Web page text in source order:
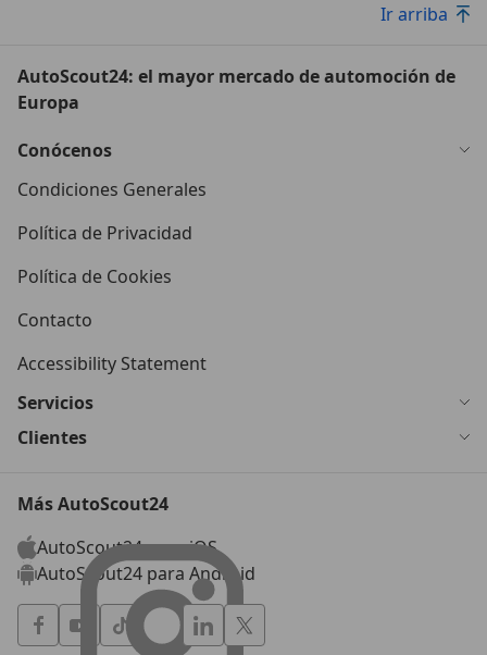
Ir arriba
AutoScout24: el mayor mercado de automoción de
Europa
Conócenos
Condiciones Generales
Política de Privacidad
Política de Cookies
Contacto
Accessibility Statement
Servicios
Clientes
Más AutoScout24
AutoScout24 para iOS
AutoScout24 para Android